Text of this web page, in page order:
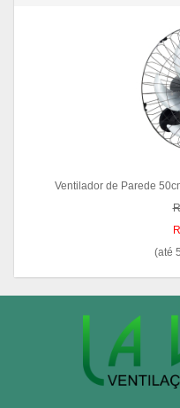
Ventilador de Parede
(até